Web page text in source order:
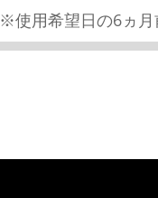
※使用希望日の6ヵ月